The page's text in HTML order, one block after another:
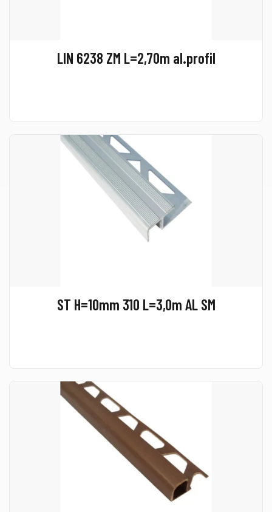
LIN 6238 ZM L=2,70m al.profil
ST H=10mm 310 L=3,0m AL SM